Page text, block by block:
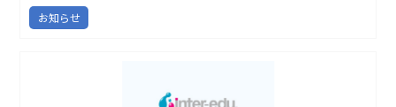
お知らせ